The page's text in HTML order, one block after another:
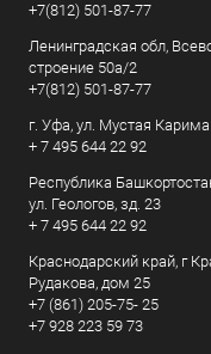
+7(812) 501-87-77
Ленинградская обл,
строение 50а/2
+7(812) 501-87-77
г. Уфа, ул. Мустая
+ 7 495 644 22 92
Республика
ул. Геологов, зд. 23
+ 7 495 644 22 92
Краснодарский край, г
Рудакова, дом 25
+7 (861) 205-75- 25
+7 928 223 59 73